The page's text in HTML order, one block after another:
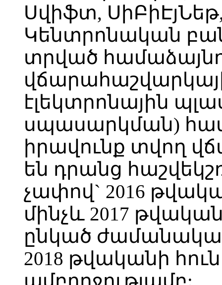
Սվիֆտ,
Կենտրոնական
տրված
էլեկտրոնային
սպասարկման)
իրավունք տվող
են դրանց
չափով` 2016
մինչև 2017
ընկած
2018 թվականի